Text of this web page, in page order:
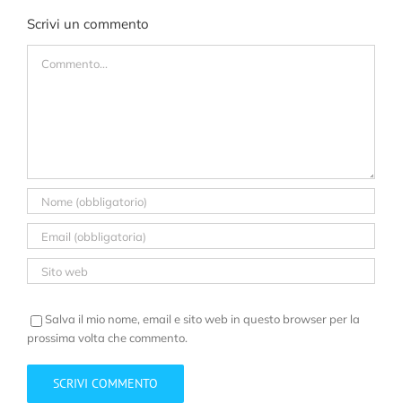
Scrivi un commento
Salva il mio nome, email e sito web in questo browser per la
prossima volta che commento.